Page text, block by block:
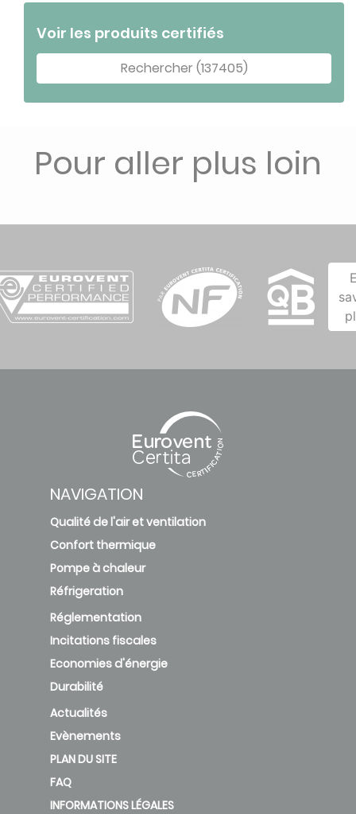
Voir les produits certifiés
Rechercher (137405)
Pour aller plus loin
NAVIGATION
Qualité de l'air et ventilation
Confort thermique
Pompe à chaleur
Réfrigeration
Réglementation
Incitations fiscales
Economies d'énergie
Durabilité
Actualités
Evènements
PLAN DU SITE
FAQ
INFORMATIONS LÉGALES